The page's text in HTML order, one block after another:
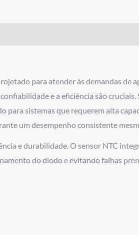
para atender às demandas de
e a eficiência são
sistemas que requerem alta
um desempenho consistente
e durabilidade. O sensor NTC
do diodo e evitando falhas